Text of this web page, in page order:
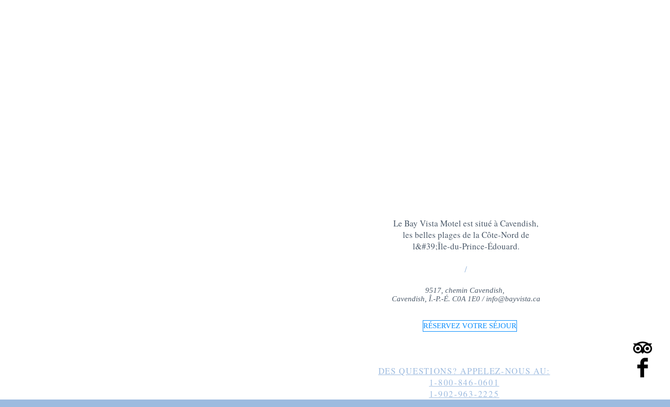
Le Bay Vista Motel est situé à Cavendish,
les belles plages de la Côte-Nord de
l&#39;Île-du-Prince-Édouard.
/
9517, chemin Cavendish,
Cavendish, Î.-P.-É. C0A 1E0 / info@bayvista.ca
RÉSERVEZ VOTRE SÉJOUR
DES QUESTIONS? APPELEZ-NOUS AU:
1-800-846-0601
1-902-963-2225